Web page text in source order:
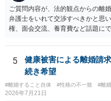
ご質問内容が、法的観点からの離
弁護士をいれて交渉すべきかと思
権、面会交流、養育費など話題に
れを決めなかったために生じる質
ます。 一生に一度あるかないか
くの弁護士事務所にご相談される
5
健康被害による離婚請
続き希望
#離婚すること自体 #性格の不一致 #離
2026年7月21日